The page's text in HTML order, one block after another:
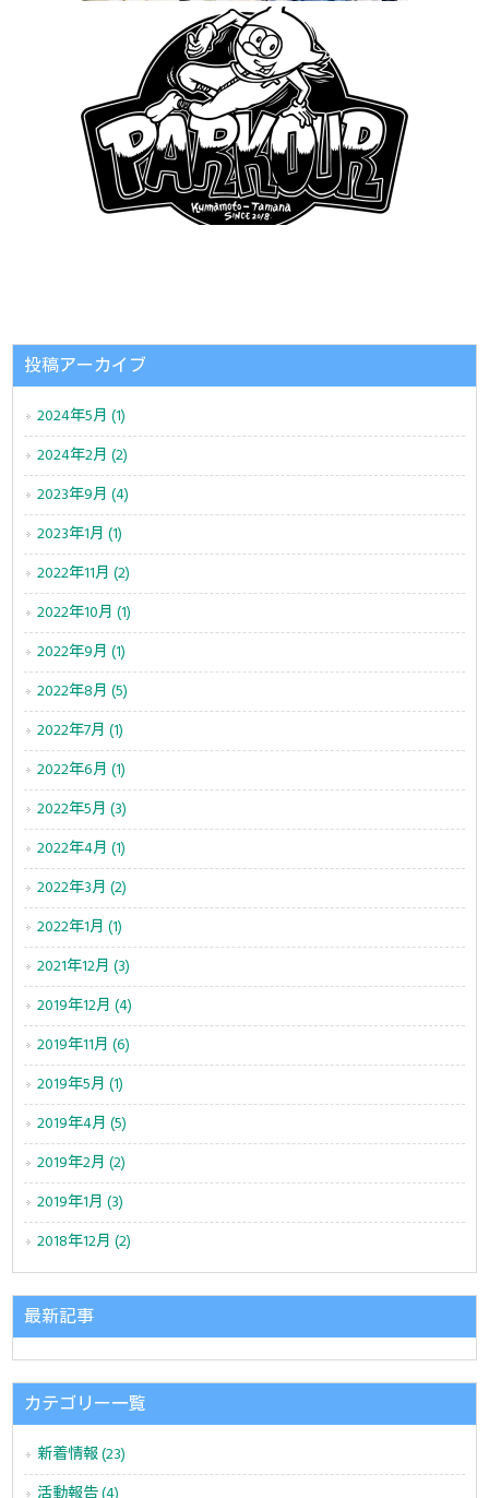
投稿アーカイブ
2024年5月 (1)
2024年2月 (2)
2023年9月 (4)
2023年1月 (1)
2022年11月 (2)
2022年10月 (1)
2022年9月 (1)
2022年8月 (5)
2022年7月 (1)
2022年6月 (1)
2022年5月 (3)
2022年4月 (1)
2022年3月 (2)
2022年1月 (1)
2021年12月 (3)
2019年12月 (4)
2019年11月 (6)
2019年5月 (1)
2019年4月 (5)
2019年2月 (2)
2019年1月 (3)
2018年12月 (2)
最新記事
カテゴリー一覧
新着情報 (23)